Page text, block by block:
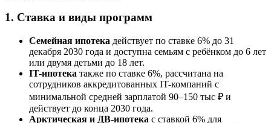
1. Ставка и виды программ
Семейная ипотека действует по ставке 6% до 31
декабря 2030 года и доступна семьям с ребёнком до 6 лет
или двумя детьми до 18 лет.
IT-ипотека также по ставке 6%, рассчитана на
сотрудников аккредитованных IT-компаний с
минимальной средней зарплатой 90–150 тыс ₽ и
действует до конца 2030 года.
Арктическая и ДВ-ипотека с ставкой 6% для